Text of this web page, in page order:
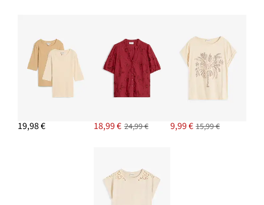
19,98 € 18,99 € 24,99 € 9,99 € 15,99 €